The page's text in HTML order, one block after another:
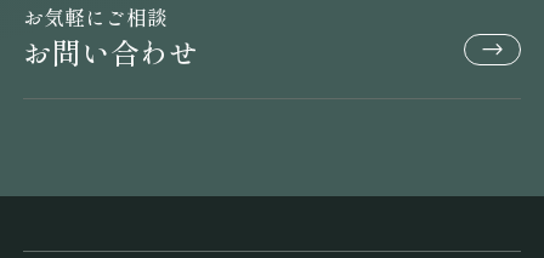
お気軽にご相談
お問い合わせ